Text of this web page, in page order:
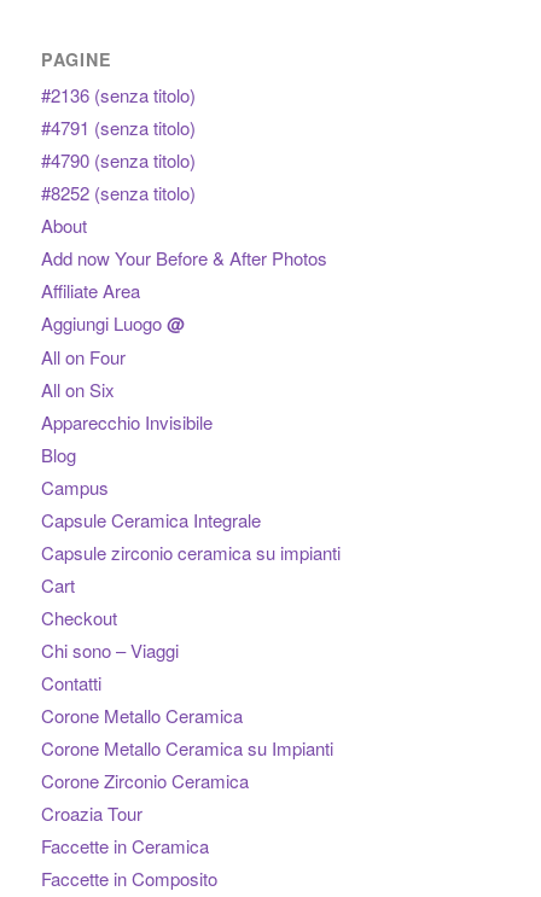
PAGINE
#2136 (senza titolo)
#4791 (senza titolo)
#4790 (senza titolo)
#8252 (senza titolo)
About
Add now Your Before & After Photos
Affiliate Area
Aggiungi Luogo@
All on Four
All on Six
Apparecchio Invisibile
Blog
Campus
Capsule Ceramica Integrale
Capsule zirconio ceramica su impianti
Cart
Checkout
Chi sono – Viaggi
Contatti
Corone Metallo Ceramica
Corone Metallo Ceramica su Impianti
Corone Zirconio Ceramica
Croazia Tour
Faccette in Ceramica
Faccette in Composito